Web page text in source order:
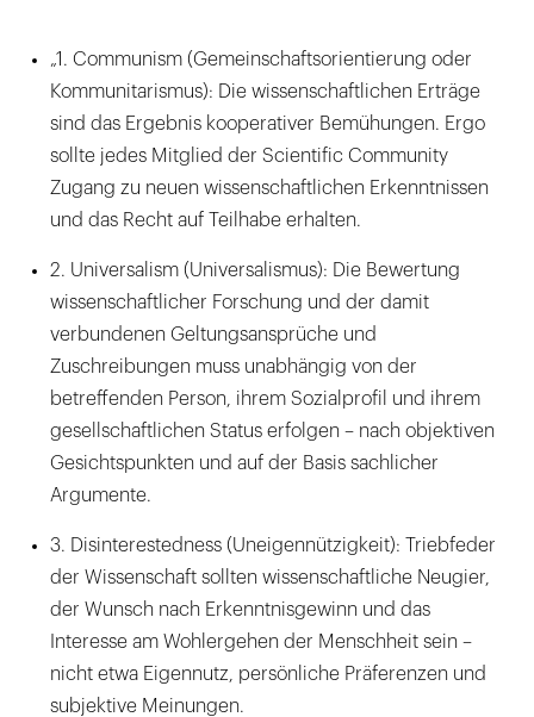
„1. Communism (Gemeinschaftsorientierung oder
Kommunitarismus): Die wissenschaftlichen Erträge
sind das Ergebnis kooperativer Bemühungen. Ergo
sollte jedes Mitglied der Scientific Community
Zugang zu neuen wissenschaftlichen Erkenntnissen
und das Recht auf Teilhabe erhalten.
2. Universalism (Universalismus): Die Bewertung
wissenschaftlicher Forschung und der damit
verbundenen Geltungsansprüche und
Zuschreibungen muss unabhängig von der
betreffenden Person, ihrem Sozialprofil und ihrem
gesellschaftlichen Status erfolgen – nach objektiven
Gesichtspunkten und auf der Basis sachlicher
Argumente.
3. Disinterestedness (Uneigennützigkeit): Triebfeder
der Wissenschaft sollten wissenschaftliche Neugier,
der Wunsch nach Erkenntnisgewinn und das
Interesse am Wohlergehen der Menschheit sein –
nicht etwa Eigennutz, persönliche Präferenzen und
subjektive Meinungen.